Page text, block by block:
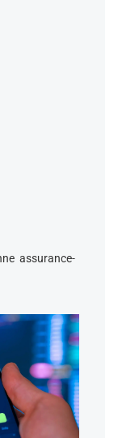
assurance-